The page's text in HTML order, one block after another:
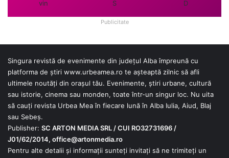
vin S D
Publicitate
Singura revistă de evenimente din județul Alba împreună cu
platforma de știri www.urbeamea.ro te așteaptă zilnic să afli
ultimele noutăți din orașul tău. Evenimente, știri urbane, cultură
sau istorie, cinema sau monden, toate într-un singur loc. Nu uita
să cauți revista Urbea Mea în fiecare lună în Alba Iulia, Aiud, Blaj
sau Sebeș.
Publisher: SC ARTON MEDIA SRL / CUI RO32731696 /
J01/62/2014, office@artonmedia.ro
Pentru alte detalii și informații sunteți invitați să ne trimiteți un